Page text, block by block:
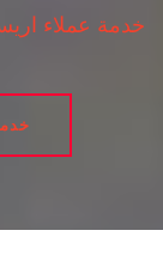
خدمة عملاء